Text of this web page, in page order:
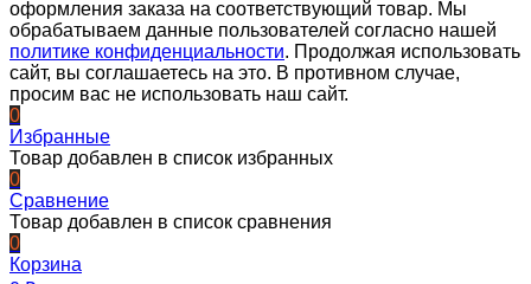
оформления заказа на соответствующий товар. Мы
обрабатываем данные пользователей согласно нашей
политике конфиденциальности. Продолжая использовать
сайт, вы соглашаетесь на это. В противном случае,
просим вас не использовать наш сайт.
0
Избранные
Товар добавлен в список избранных
0
Сравнение
Товар добавлен в список сравнения
0
Корзина